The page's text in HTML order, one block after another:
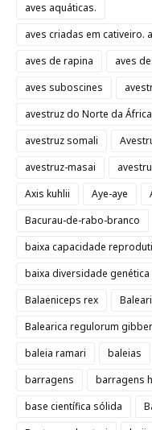
aves aquáticas.
aves criadas em cativeiro.
aves de rapina
aves
aves suboscines
avestruz do Norte da África
avestruz somali
avestruz-masai
Axis kuhlii
Aye-aye
Bacurau-de-rabo-branco
baixa capacidade
baixa diversidade genética
Balaeniceps rex
Balearica regulorum
baleia ramari
baleias
barragens
barragens
base científica sólida